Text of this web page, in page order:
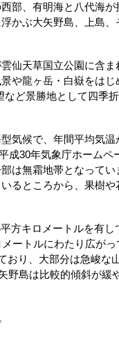
西部、有明海と八代海
かぶ大矢野島、上島
仙天草国立公園に含
や龍ヶ岳・白嶽をは
など景勝地として四季
気候で、年間平均気
成30年気象庁ホームペ
は無霜地帯となって
るところから、果樹
方キロメートルを有し
ートルにわたり広が
おり、大部分は急峻な
野島は比較的傾斜が緩